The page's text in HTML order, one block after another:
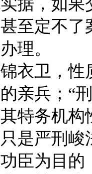
至定不
理。
衣卫，性
亲兵；“
特务机构
是严刑
臣为目